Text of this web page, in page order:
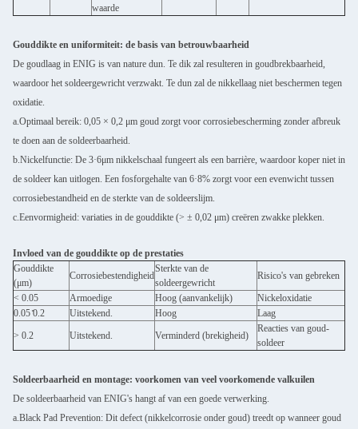
waarde
Gouddikte en uniformiteit: de basis van betrouwbaarheid
De goudlaag in ENIG is van nature dun. Te dik zal resulteren in goudbrekbaarheid,
waardoor het soldeergewricht verzwakt. Te dun zal de nikkellaag niet beschermen tegen
oxidatie.
a.Optimaal bereik: 0,05 × 0,2 μm goud zorgt voor corrosiebescherming zonder afbreuk
te doen aan de soldeerbaarheid.
b.Nickelfunctie: De 3·6μm nikkelschaal fungeert als een barrière, waardoor koper niet in
de soldeer kan uitlogen. Een fosforgehalte van 6·8% zorgt voor een evenwicht tussen
corrosiebestandheid en de sterkte van de soldeerslijm.
c.Eenvormigheid: variaties in de gouddikte (> ± 0,02 μm) creëren zwakke plekken.
Invloed van de gouddikte op de prestaties
Gouddikte
(μm)
Corrosiebestendigheid
Sterkte van de
soldeergewricht
Risico's van gebreken
< 0.05
Armoedige Hoog (aanvankelijk)
Nickeloxidatie
0.05 ̊0.2
Uitstekend. Hoog
Laag
> 0.2
Uitstekend. Verminderd (brekigheid)
Reacties van goud-
soldeer
Soldeerbaarheid en montage: voorkomen van veel voorkomende valkuilen
De soldeerbaarheid van ENIG's hangt af van een goede verwerking.
a.Black Pad Prevention: Dit defect (nikkelcorrosie onder goud) treedt op wanneer goud